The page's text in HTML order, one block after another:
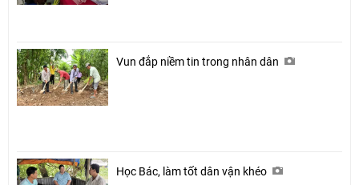
Vun đắp niềm tin trong nhân dân
Học Bác, làm tốt dân vận khéo